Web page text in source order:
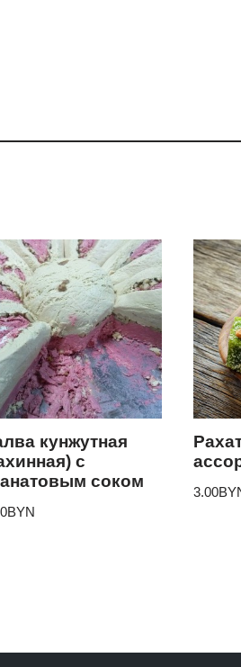
кунжутная
с
соком
BYN
3.00